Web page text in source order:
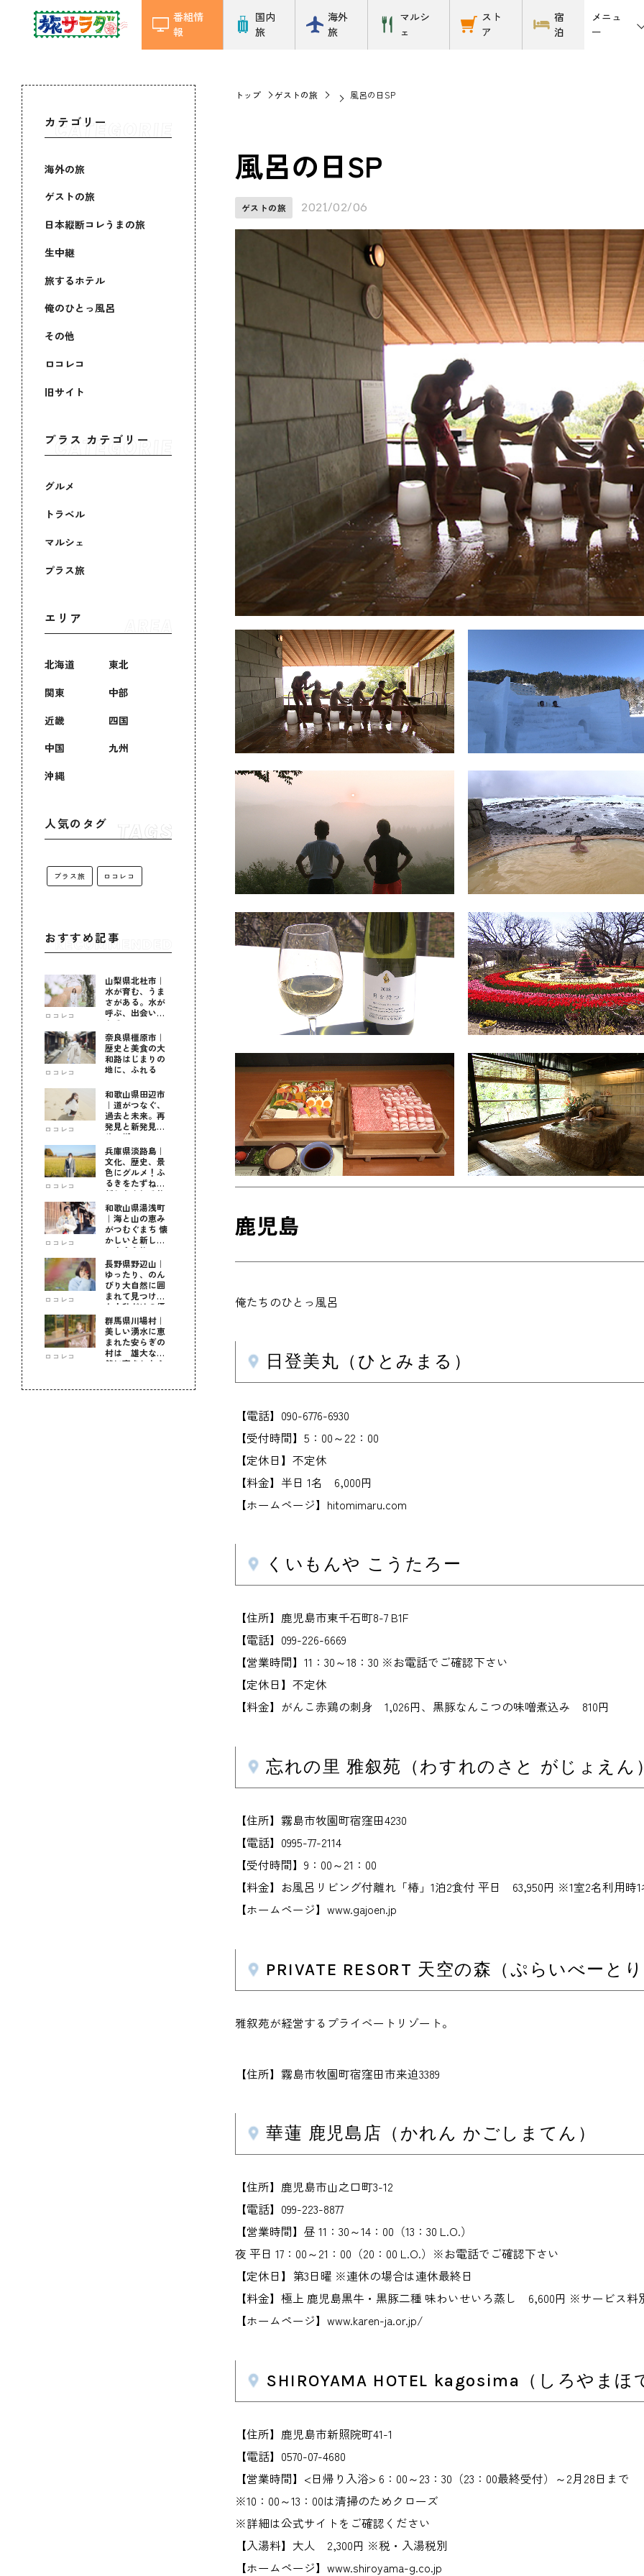
番組情
報
国内
旅
海外
旅
マルシ
ェ
スト
ア
宿
泊
メニュ
ー
カテゴリー
海外の旅
ゲストの旅
日本縦断コレうまの旅
生中継
旅するホテル
俺のひとっ風呂
その他
ロコレコ
旧サイト
プラス カテゴリー
グルメ
トラベル
マルシェ
プラス旅
エリア
北海道
東北
関東
中部
近畿
四国
中国
九州
沖縄
人気のタグ
プラス旅 ロコレコ
おすすめ記事
ロコレコ
山梨県北杜市｜
水が育む、うま
さがある。水が
呼ぶ、出会いが
ある。
ロコレコ
奈良県橿原市｜
歴史と美食の大
和路はじまりの
地に、ふれる
ロコレコ
和歌山県田辺市
｜道がつなぐ、
過去と未来。再
発見と新発見の
待つ街へ
ロコレコ
兵庫県淡路島｜
文化、歴史、景
色にグルメ！ふ
るきをたずねて
新しきを知る旅
ロコレコ
和歌山県湯浅町
｜海と山の恵み
がつむぐまち 懐
かしいと新しい
に出会う旅
ロコレコ
長野県野辺山｜
ゆったり、のん
びり大自然に囲
まれて見つけ
た！私だけの優
しい自分時間
ロコレコ
群馬県川場村｜
美しい湧水に恵
まれた安らぎの
村は 雄大な自
然に育まれた心
トップ ゲストの旅 風呂の日SP
風呂の日SP
ゲストの旅 2021/02/06
鹿児島
俺たちのひとっ風呂
日登美丸（ひとみまる）
【電話】090-6776-6930
【受付時間】5：00～22：00
【定休日】不定休
【料金】半日 1名 6,000円
【ホームページ】hitomimaru.com
くいもんや こうたろー
【住所】鹿児島市東千石町8-7 B1F
【電話】099-226-6669
【営業時間】11：30～18：30 ※お電話でご確認下さい
【定休日】不定休
【料金】がんこ赤鶏の刺身 1,026円、黒豚なんこつの味噌煮込み 810円
忘れの里 雅叙苑（わすれのさと がじょえん）
【住所】霧島市牧園町宿窪田4230
【電話】0995-77-2114
【受付時間】9：00～21：00
【料金】お風呂リビング付離れ「椿」1泊2食付 平日 63,950円 ※1室2名利用時
【ホームページ】www.gajoen.jp
PRIVATE RESORT 天空の森（ぷらいべーと
雅叙苑が経営するプライベートリゾート。
【住所】霧島市牧園町宿窪田市来迫3389
華蓮 鹿児島店（かれん かごしまてん）
【住所】鹿児島市山之口町3-12
【電話】099-223-8877
【営業時間】昼 11：30～14：00（13：30 L.O.）
夜 平日 17：00～21：00（20：00 L.O.）※お電話でご確認下さい
【定休日】第3日曜 ※連休の場合は連休最終日
【料金】極上 鹿児島黒牛・黒豚二種 味わいせいろ蒸し 6,600円 ※サービス料
【ホームページ】www.karen-ja.or.jp/
SHIROYAMA HOTEL kagosima（しろやまほ
【住所】鹿児島市新照院町41-1
【電話】0570-07-4680
【営業時間】<日帰り入浴> 6：00～23：30（23：00最終受付）～2月28日まで
※10：00～13：00は清掃のためクローズ
※詳細は公式サイトをご確認ください
【入湯料】大人 2,300円 ※税・入湯税別
【ホームページ】www.shiroyama-g.co.jp